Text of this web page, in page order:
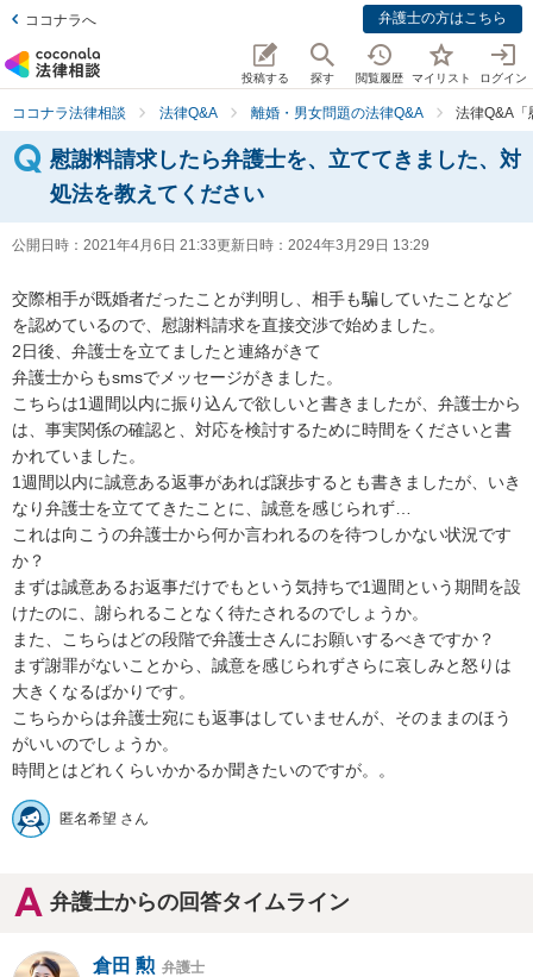
ココナラへ 弁護士の方はこちら
投稿する 探す 閲覧履歴 マイリスト ログイン
ココナラ法律相談 法律Q&A 離婚・男女問題の法律Q&A 法律Q&A
慰謝料請求したら弁護士を、立ててきました、対
処法を教えてください
公開日時： 2021年4月6日 21:33更新日時： 2024年3月29日 13:29
交際相手が既婚者だったことが判明し、相手も騙していたことなど
を認めているので、慰謝料請求を直接交渉で始めました。
2日後、弁護士を立てましたと連絡がきて
弁護士からもsmsでメッセージがきました。
こちらは1週間以内に振り込んで欲しいと書きましたが、弁護士から
は、事実関係の確認と、対応を検討するために時間をくださいと書
かれていました。
1週間以内に誠意ある返事があれば譲歩するとも書きましたが、いき
なり弁護士を立ててきたことに、誠意を感じられず…
これは向こうの弁護士から何か言われるのを待つしかない状況です
か？
まずは誠意あるお返事だけでもという気持ちで1週間という期間を設
けたのに、謝られることなく待たされるのでしょうか。
また、こちらはどの段階で弁護士さんにお願いするべきですか？
まず謝罪がないことから、誠意を感じられずさらに哀しみと怒りは
大きくなるばかりです。
こちらからは弁護士宛にも返事はしていませんが、そのままのほう
がいいのでしょうか。
時間とはどれくらいかかるか聞きたいのですが。。
匿名希望 さん
弁護士からの回答タイムライン
倉田 勲 弁護士